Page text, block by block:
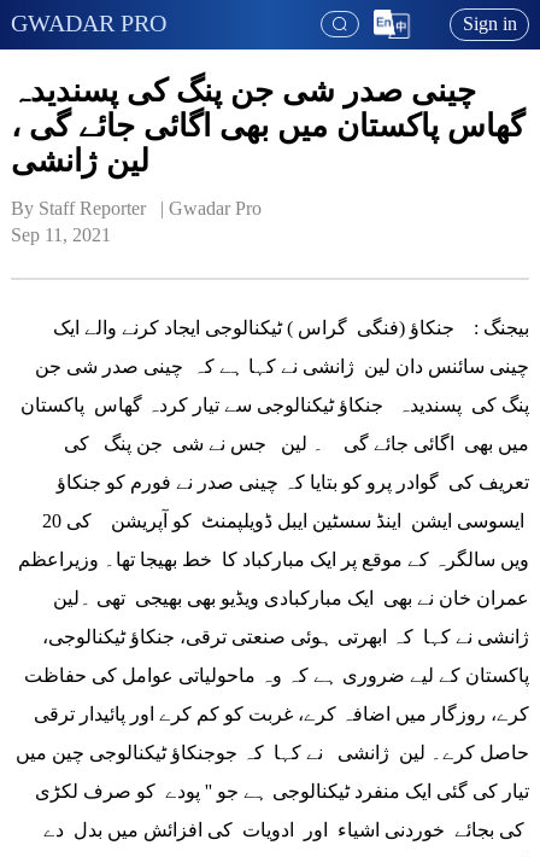
GWADAR PRO Sign in
چینی صدر شی جن پنگ کی پسندیدہ
گھاس پاکستان میں بھی اگائی جائے گی ،
لین ژانشی
By Staff Reporter   | Gwadar Pro
Sep 11, 2021
بیجنگ : جنکاؤ (فنگی گراس ) ٹیکنالوجی ایجاد کرنے والے ایک
چینی سائنس دان لین ژانشی نے کہا ہے کہ چینی صدر شی جن
پنگ کی پسندیدہ جنکاؤ ٹیکنالوجی سے تیار کردہ گھاس پاکستان
میں بھی اگائی جائے گی ۔ لین جس نے شی جن پنگ کی
تعریف کی گوادر پرو کو بتایا کہ چینی صدر نے فورم کو جنکاؤ
ایسوسی ایشن اینڈ سسٹین ایبل ڈویلپمنٹ کو آپریشن کی 20
ویں سالگرہ کے موقع پر ایک مبارکباد کا خط بھیجا تھا۔ وزیراعظم
عمران خان نے بھی ایک مبارکبادی ویڈیو بھی بھیجی تھی ۔لین
ژانشی نے کہا کہ ابھرتی ہوئی صنعتی ترقی، جنکاؤ ٹیکنالوجی،
پاکستان کے لیے ضروری ہے کہ وہ ماحولیاتی عوامل کی حفاظت
کرے، روزگار میں اضافہ کرے، غربت کو کم کرے اور پائیدار ترقی
حاصل کرے۔ لین ژانشی نے کہا کہ جوجنکاؤ ٹیکنالوجی چین میں
تیار کی گئی ایک منفرد ٹیکنالوجی ہے جو '' پودے کو صرف لکڑی
کی بجائے خوردنی اشیاء اور ادویات کی افزائش میں بدل دے